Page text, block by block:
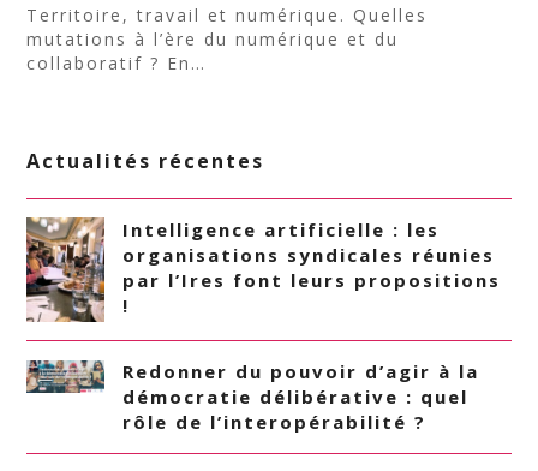
Territoire, travail et numérique. Quelles
mutations à l’ère du numérique et du
collaboratif ? En…
Actualités récentes
Intelligence artificielle : les
organisations syndicales réunies
par l’Ires font leurs propositions
!
Redonner du pouvoir d’agir à la
démocratie délibérative : quel
rôle de l’interopérabilité ?